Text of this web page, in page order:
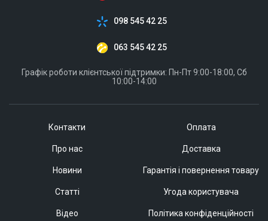
Контакти
Про нас
Новини
Статті
Відео
Оплата
Доставка
Гарантія і повернення товару
Угода користувача
Політика конфіденційності
098 545 42 25
063 545 42 25
Графік роботи клієнтської підтримки: Пн-Пт 9:00-18:00, Сб
10:00-14:00